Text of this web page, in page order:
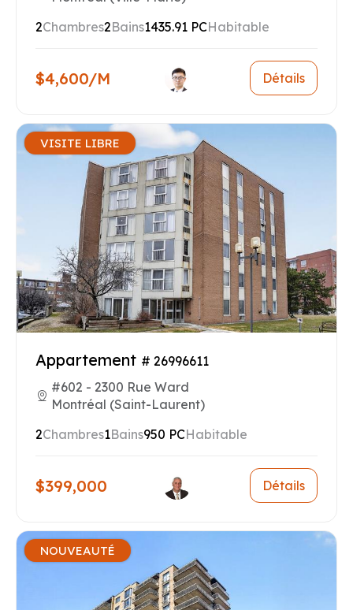
2Chambres2Bains1435.91 PCHabitable
$4,600/M Détails
VISITE LIBRE
Appartement # 26996611
#602 - 2300 Rue Ward
Montréal (Saint-Laurent)
2Chambres1Bains950 PCHabitable
$399,000 Détails
NOUVEAUTÉ